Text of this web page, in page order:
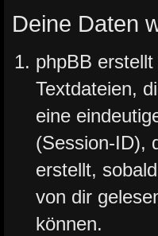
Deine Daten
phpBB
Textdateien,
eine
(Session-ID),
erstellt,
von dir
können.